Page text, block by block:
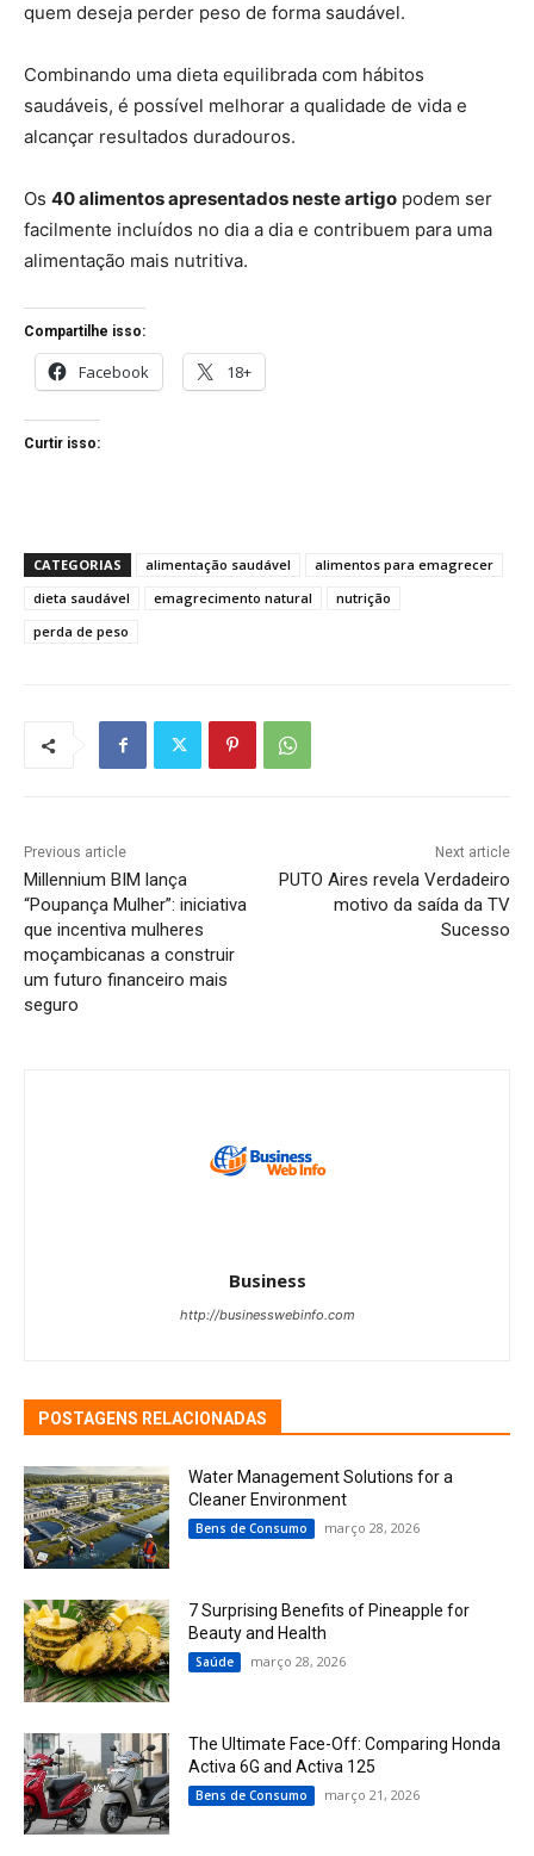
quem deseja perder peso de forma saudável.
Combinando uma dieta equilibrada com hábitos
saudáveis, é possível melhorar a qualidade de vida e
alcançar resultados duradouros.
Os 40 alimentos apresentados neste artigo podem ser
facilmente incluídos no dia a dia e contribuem para uma
alimentação mais nutritiva.
Compartilhe isso:
Facebook 18+
Curtir isso:
CATEGORIAS alimentação saudável
alimentos para emagrecer
dieta saudável
emagrecimento natural
nutrição
perda de peso
Previous article
Millennium BIM lança
“Poupança Mulher”: iniciativa
que incentiva mulheres
moçambicanas a construir
um futuro financeiro mais
seguro
Next article
PUTO Aires revela Verdadeiro
motivo da saída da TV
Sucesso
Business
http://businesswebinfo.com
POSTAGENS RELACIONADAS
Water Management Solutions for a
Cleaner Environment
Bens de Consumo março 28, 2026
7 Surprising Benefits of Pineapple for
Beauty and Health
Saúde março 28, 2026
The Ultimate Face-Off: Comparing Honda
Activa 6G and Activa 125
Bens de Consumo março 21, 2026